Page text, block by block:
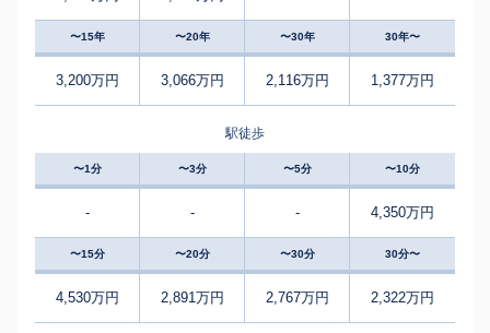
〜15年 〜20年 〜30年 30年〜
3,200万円 3,066万円 2,116万円 1,377万円
駅徒歩
〜1分 〜3分 〜5分 〜10分
- - - 4,350万円
〜15分 〜20分 〜30分 30分〜
4,530万円 2,891万円 2,767万円 2,322万円